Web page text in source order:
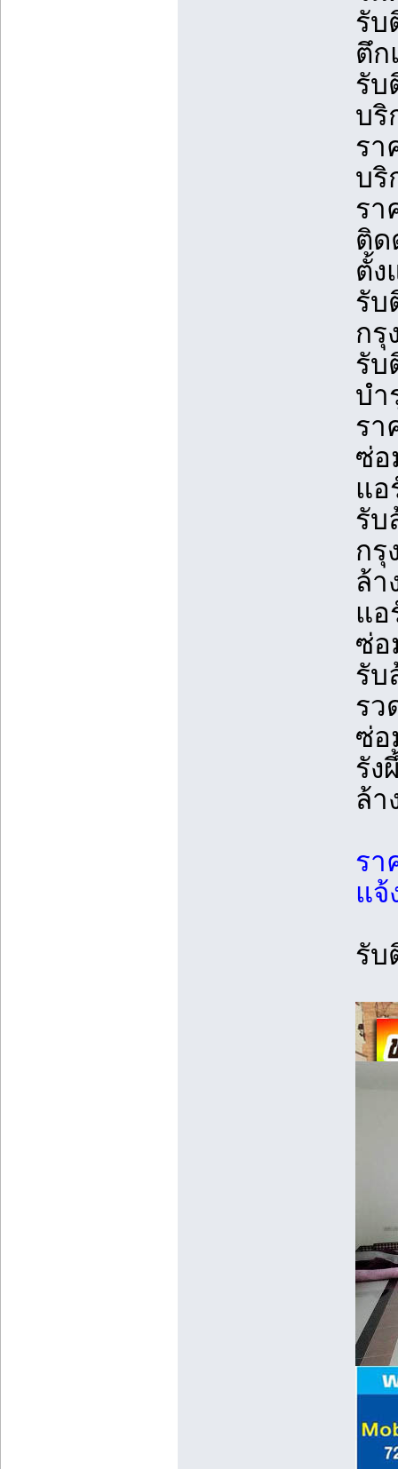
รับ
ตึก
รับ
บริ
รา
บริ
รา
ติด
ตั้ง
รับ
กรุ
รับ
บำ
รา
ซ่อ
แอ
รับ
กรุ
ล้า
แอ
ซ่อ
รับ
รว
ซ่อ
รัง
ล้า
รา
แจ้
รับ